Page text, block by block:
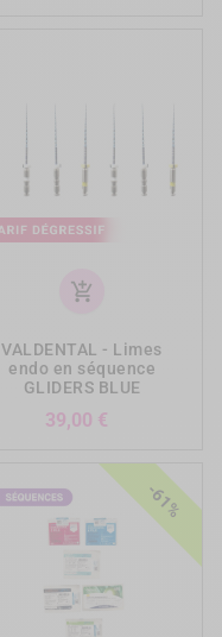
add_shopping_cart
VALDENTAL - Limes
endo en séquence
GLIDERS BLUE
39,00 €
-61%